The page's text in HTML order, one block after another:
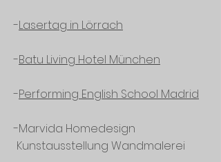
-Lasertag in Lörrach
-Batu Living Hotel München
-Performing English School Madrid
-Marvida Homedesign
Kunstausstellung Wandmalerei